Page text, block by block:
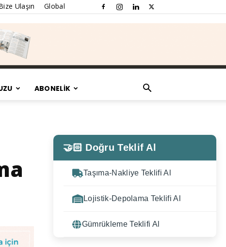
Ulaşın Global
ABONELİK
🤝🏻 Doğru Teklif Al
Taşıma-Nakliye Teklifi Al
Lojistik-Depolama Teklifi Al
Gümrükleme Teklifi Al